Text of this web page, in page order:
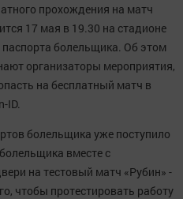
прохождения на матч
17 мая в 19.30 на стадионе
паспорта болельщика. Об этом
организаторы мероприятия,
на бесплатный матч в
ID.
болельщика уже поступило
вместе с
на тестовый матч «Рубин» -
чтобы протестировать работу